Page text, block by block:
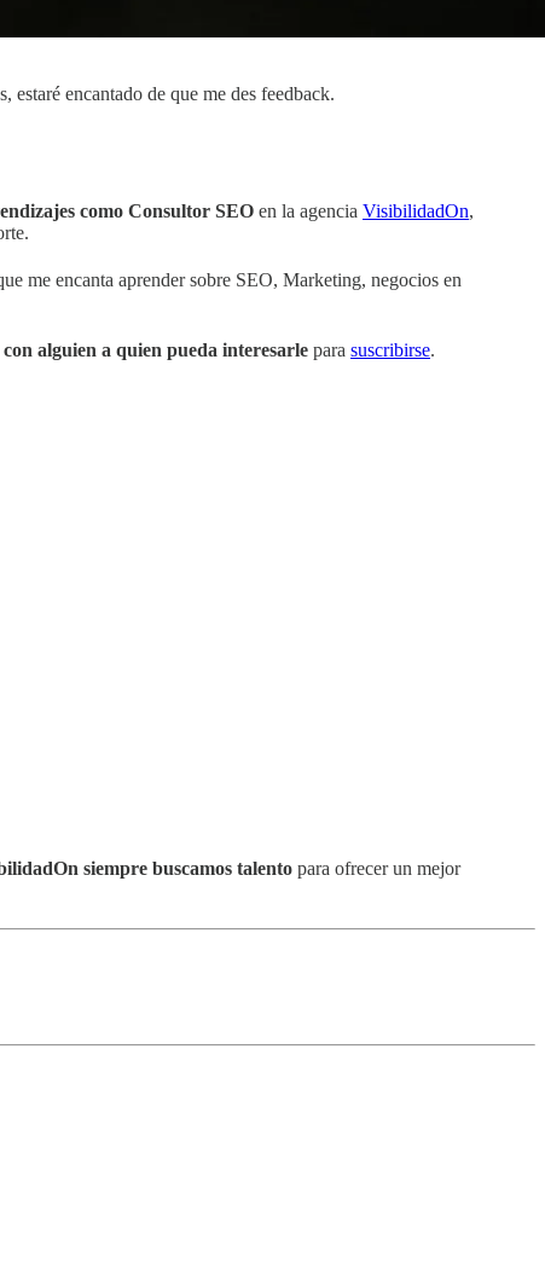
encantado de que me des feedback.
como Consultor SEO en la agencia VisibilidadOn,
me encanta aprender sobre SEO, Marketing, negocios en
alguien a quien pueda interesarle para suscribirse.
siempre buscamos talento para ofrecer un mejor